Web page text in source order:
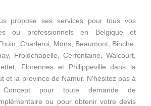
propose ses services pour tous vos
ou professionnels en Belgique et
Charleroi, Mons, Beaumont, Binche,
Froidchapelle, Cerfontaine, Walcourt,
Florennes et Philippeville dans la
et la province de Namur. N'hésitez pas à
Concept pour toute demande de
ou pour obtenir votre devis